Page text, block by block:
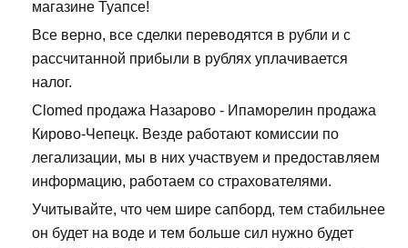
магазине Туапсе!
Все верно, все сделки переводятся в рубли и с
рассчитанной прибыли в рублях уплачивается
налог.
Clomed продажа Назарово - Ипаморелин продажа
Кирово-Чепецк. Везде работают комиссии по
легализации, мы в них участвуем и предоставляем
информацию, работаем со страхователями.
Учитывайте, что чем шире сапборд, тем стабильнее
он будет на воде и тем больше сил нужно будет